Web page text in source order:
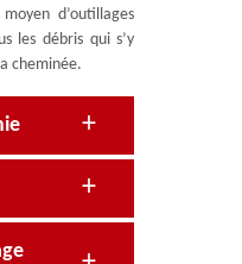
d’outillages
les débris qui s’y
cheminée.